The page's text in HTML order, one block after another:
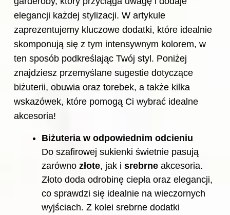
elegancji każdej stylizacji. W artykule
zaprezentujemy kluczowe dodatki, które idealnie
skomponują się z tym intensywnym kolorem, w
ten sposób podkreślając Twój styl. Poniżej
znajdziesz przemyślane sugestie dotyczące
biżuterii, obuwia oraz torebek, a także kilka
wskazówek, które pomogą Ci wybrać idealne
akcesoria!
Biżuteria w odpowiednim odcieniu
Do szafirowej sukienki świetnie pasują
zarówno złote, jak i srebrne akcesoria.
Złoto doda odrobinę ciepła oraz elegancji,
co sprawdzi się idealnie na wieczornych
wyjściach. Z kolei srebrne dodatki